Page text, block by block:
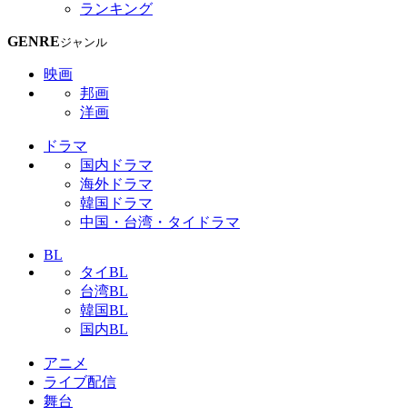
ランキング
GENREジャンル
映画
邦画
洋画
ドラマ
国内ドラマ
海外ドラマ
韓国ドラマ
中国・台湾・タイドラマ
BL
タイBL
台湾BL
韓国BL
国内BL
アニメ
ライブ配信
舞台